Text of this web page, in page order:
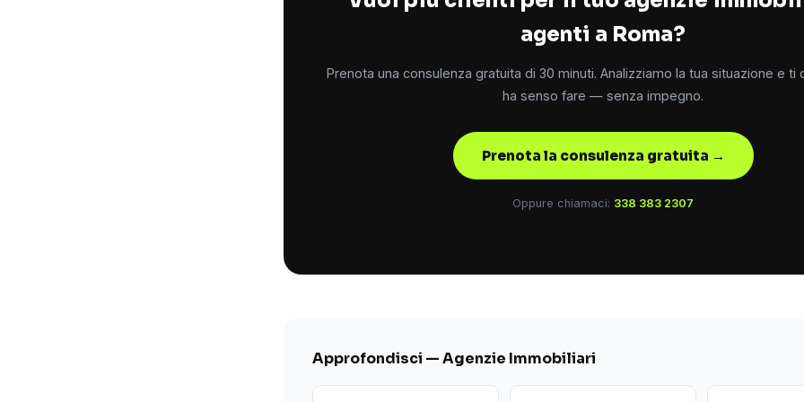
agenti a Roma?
Prenota una consulenza gratuita di 30 minuti. Analizziamo la tua situazione e ti
ha senso fare — senza impegno.
Prenota la consulenza gratuita →
Oppure chiamaci: 338 383 2307
Approfondisci — Agenzie Immobiliari